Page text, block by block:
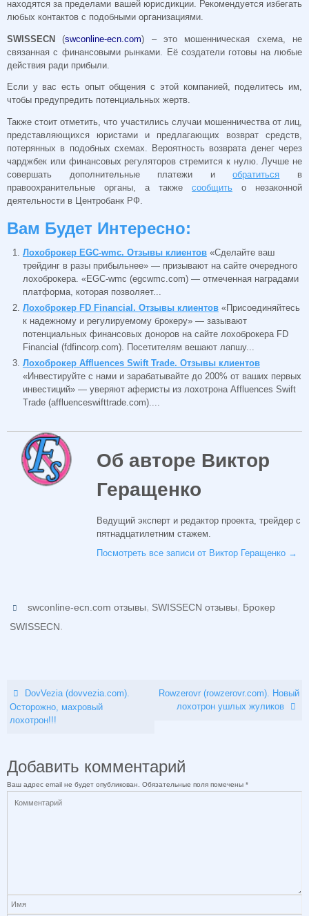
находятся за пределами вашей юрисдикции. Рекомендуется избегать
любых контактов с подобными организациями.
SWISSECN (swconline-ecn.com) – это мошенническая схема, не
связанная с финансовыми рынками. Её создатели готовы на любые
действия ради прибыли.
Если у вас есть опыт общения с этой компанией, поделитесь им,
чтобы предупредить потенциальных жертв.
Также стоит отметить, что участились случаи мошенничества от лиц,
представляющихся юристами и предлагающих возврат средств,
потерянных в подобных схемах. Вероятность возврата денег через
чарджбек или финансовых регуляторов стремится к нулю. Лучше не
совершать дополнительные платежи иобратиться в
правоохранительные органы, а также сообщить о незаконной
деятельности в Центробанк РФ.
Вам Будет Интересно:
Лохоброкер EGC-wmc. Отзывы клиентов «Сделайте ваш
трейдинг в разы прибыльнее» — призывают на сайте очередного
лохоброкера. «EGC-wmc (egcwmc.com) — отмеченная наградами
платформа, которая позволяет...
Лохоброкер FD Financial. Отзывы клиентов «Присоединяйтесь
к надежному и регулируемому брокеру» — зазывают
потенциальных финансовых доноров на сайте лохоброкера FD
Financial (fdfincorp.com). Посетителям вешают лапшу...
Лохоброкер Affluences Swift Trade. Отзывы клиентов
«Инвестируйте с нами и зарабатывайте до 200% от ваших первых
инвестиций» — уверяют аферисты из лохотрона Affluences Swift
Trade (affluenceswifttrade.com)....
Об авторе Виктор
Геращенко
Ведущий эксперт и редактор проекта, трейдер с
пятнадцатилетним стажем.
Посмотреть все записи от Виктор Геращенко →
swconline-ecn.com отзывы, SWISSECN отзывы, Брокер
SWISSECN.
DovVezia (dovvezia.com).
Осторожно, махровый
лохотрон!!!
Rowzerovr (rowzerovr.com). Новый
лохотрон ушлых жуликов
Добавить комментарий
Ваш адрес email не будет опубликован. Обязательные поля помечены *